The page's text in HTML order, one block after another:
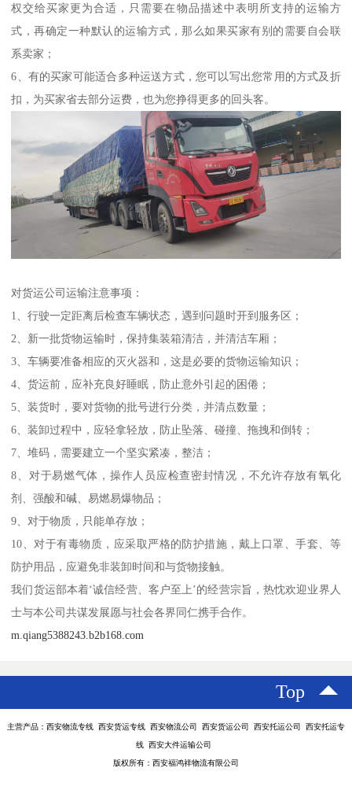
权交给买家更为合适，只需要在物品描述中表明所支持的运输方
式，再确定一种默认的运输方式，那么如果买家有别的需要自会联
系卖家；
6、有的买家可能适合多种运送方式，您可以写出您常用的方式及折
扣，为买家省去部分运费，也为您挣得更多的回头客。
对货运公司运输注意事项：
1、行驶一定距离后检查车辆状态，遇到问题时开到服务区；
2、新一批货物运输时，保持集装箱清洁，并清洁车厢；
3、车辆要准备相应的灭火器和，这是必要的货物运输知识；
4、货运前，应补充良好睡眠，防止意外引起的困倦；
5、装货时，要对货物的批号进行分类，并清点数量；
6、装卸过程中，应轻拿轻放，防止坠落、碰撞、拖拽和倒转；
7、堆码，需要建立一个坚实紧凑，整洁；
8、对于易燃气体，操作人员应检查密封情况，不允许存放有氧化
剂、强酸和碱、易燃易爆物品；
9、对于物质，只能单存放；
10、对于有毒物质，应采取严格的防护措施，戴上口罩、手套、等
防护用品，应避免非装卸时间和与货物接触。
我们货运部本着‘诚信经营、客户至上’的经营宗旨，热忱欢迎业界人
士与本公司共谋发展愿与社会各界同仁携手合作。
m.qiang5388243.b2b168.com
Top
主营产品：西安物流专线 西安货运专线 西安物流公司 西安货运公司 西安托运公司 西安托运专
线 西安大件运输公司
版权所有：西安福鸿祥物流有限公司